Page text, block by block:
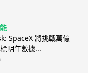
SpaceX 將挑戰萬億
明年數據...